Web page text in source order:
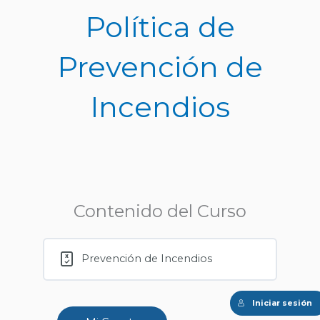
Política de
Prevención de
Incendios
Contenido del Curso
Prevención de Incendios
Iniciar sesión